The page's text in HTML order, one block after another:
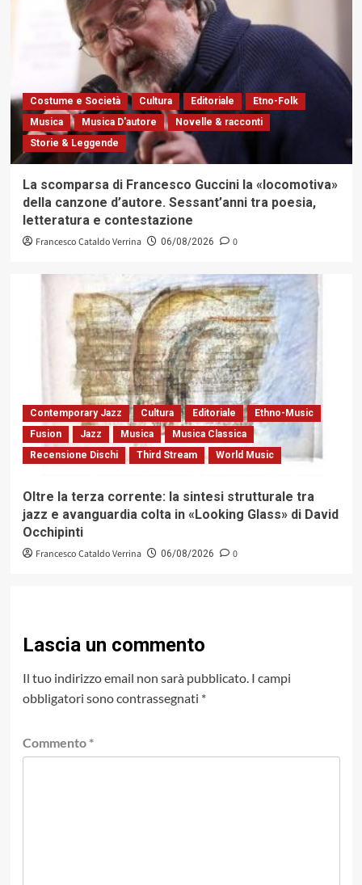
Costume e Società Cultura Editoriale
Etno-Folk
Musica
Musica D'autore
Novelle & racconti
Storie & Leggende
La scomparsa di Francesco Guccini la «locomotiva»
della canzone d’autore. Sessant’anni tra poesia,
letteratura e contestazione
Francesco Cataldo Verrina 06/08/2026 0
Contemporary Jazz Cultura Editoriale
Ethno-Music
Fusion
Jazz Musica
Musica Classica
Recensione Dischi
Third Stream World Music
Oltre la terza corrente: la sintesi strutturale tra
jazz e avanguardia colta in «Looking Glass» di David
Occhipinti
Francesco Cataldo Verrina 06/08/2026 0
Lascia un commento
Il tuo indirizzo email non sarà pubblicato. I campi
obbligatori sono contrassegnati *
Commento *